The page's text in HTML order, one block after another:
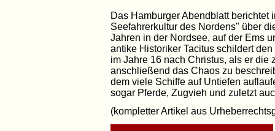
Das Hamburger Abendblatt berichtet
Seefahrerkultur des Nordens" über
Jahren in der Nordsee, auf der Ems
antike Historiker Tacitus schildert
im Jahre 16 nach Christus, als er die
anschließend das Chaos zu
dem viele Schiffe auf Untiefen
sogar Pferde, Zugvieh und zuletzt
(kompletter Artikel aus